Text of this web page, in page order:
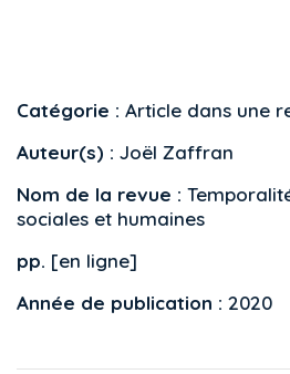
Catégorie : Article dans une
Auteur(s) : Joël Zaffran
Nom de la revue :
sociales et humaines
pp. [en ligne]
Année de publication : 2020